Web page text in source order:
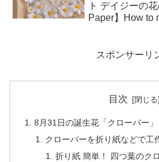
ト デイジーの
Paper】How to
スポンサーリ
目次
8月31日の誕生花「クローバー」
クローバーを折り紙などで工
折り紙 簡単！ 四つ葉のク